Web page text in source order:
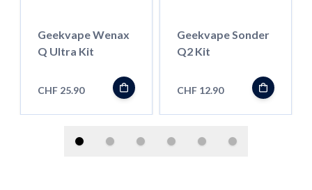
Geekvape Wenax
Q Ultra Kit
CHF 25.90
Geekvape Sonder
Q2 Kit
CHF 12.90